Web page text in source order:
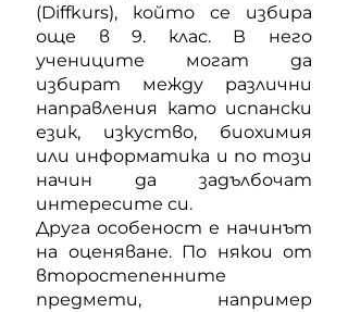
(Diffkurs), който се избира
още в 9. клас. В него
учениците могат да
избират между различни
направления като испански
език, изкуство, биохимия
или информатика и по този
начин да задълбочат
интересите си.
Друга особеност е начинът
на оценяване. По някои от
второстепенните
предмети, например